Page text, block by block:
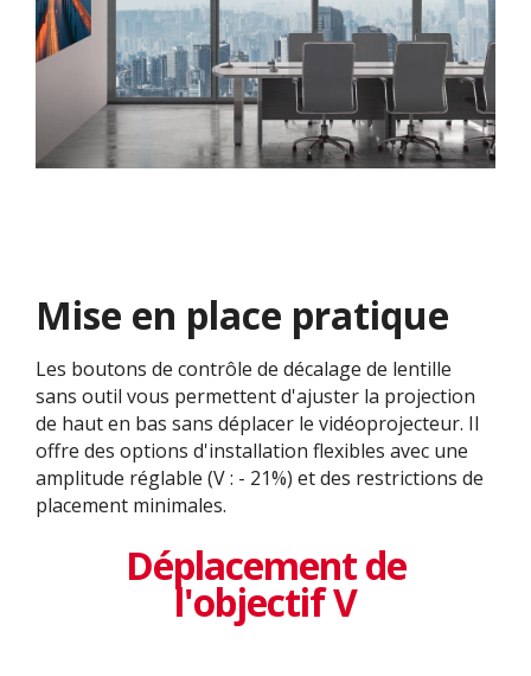
Mise en place pratique
Les boutons de contrôle de décalage de lentille
sans outil vous permettent d'ajuster la projection
de haut en bas sans déplacer le vidéoprojecteur. Il
offre des options d'installation flexibles avec une
amplitude réglable (V : - 21%) et des restrictions de
placement minimales.
Déplacement de
l'objectif V